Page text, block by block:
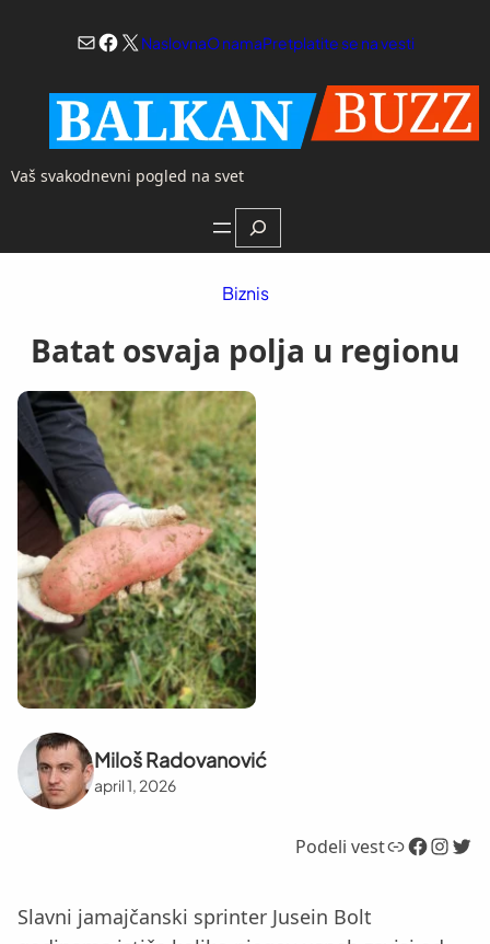
Mail
Facebook
X NaslovnaO namaPretplatite se na vesti
Vaš svakodnevni pogled na svet
Search
Biznis
Batat osvaja polja u regionu
Miloš Radovanović
april 1, 2026
Podeli vestLink Facebook InstagramTwitter
Slavni jamajčanski sprinter Jusein Bolt